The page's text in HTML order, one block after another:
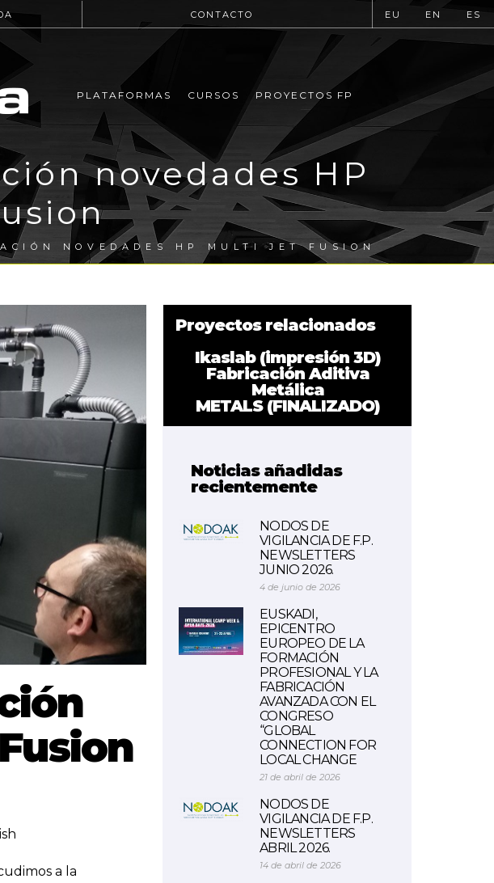
CONTACTO EU EN ES
PLATAFORMAS CURSOS PROYECTOS FP
novedades HP
NOVEDADES HP MULTI JET FUSION
a la
Proyectos relacionados
Ikaslab (impresión 3D)
Fabricación Aditiva
Metálica
METALS (FINALIZADO)
Noticias añadidas
recientemente
NODOS DE
VIGILANCIA DE F.P.
NEWSLETTERS
JUNIO 2026.
4 de junio de 2026
EUSKADI,
EPICENTRO
EUROPEO DE LA
FORMACIÓN
PROFESIONAL Y LA
FABRICACIÓN
AVANZADA CON EL
CONGRESO
“GLOBAL
CONNECTION FOR
LOCAL CHANGE
21 de abril de 2026
NODOS DE
VIGILANCIA DE F.P.
NEWSLETTERS
ABRIL 2026.
14 de abril de 2026